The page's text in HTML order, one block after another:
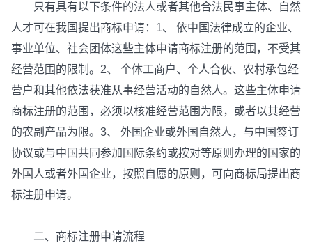
只有具有以下条件的法人或者其他合法民事主体、自然
人才可在我国提出商标申请：1、 依中国法律成立的企业、
事业单位、社会团体这些主体申请商标注册的范围，不受其
经营范围的限制。2、 个体工商户、个人合伙、农村承包经
营户和其他依法获准从事经营活动的自然人。这些主体申请
商标注册的范围，必须以核准经营范围为限，或者以其经营
的农副产品为限。3、 外国企业或外国自然人，与中国签订
协议或与中国共同参加国际条约或按对等原则办理的国家的
外国人或者外国企业，按照自愿的原则，可向商标局提出商
标注册申请。
二、商标注册申请流程